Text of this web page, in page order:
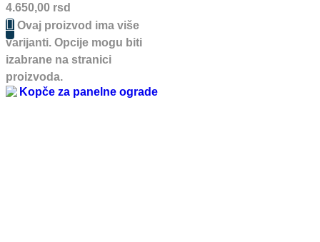
4.650,00 rsd
Ovaj proizvod ima više
varijanti. Opcije mogu biti
izabrane na stranici
proizvoda.